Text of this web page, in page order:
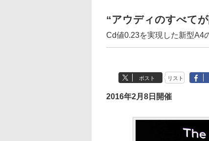
“アウディのすべて
Cd値0.23を実現した新型A4
ポスト リスト
2016年2月8日開催